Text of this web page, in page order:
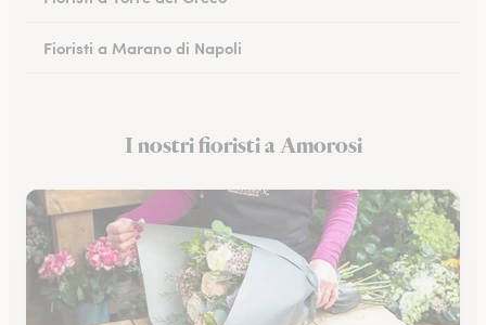
Fioristi a Marano di Napoli
Fioristi a Castellammare di Stabia
I nostri fioristi a Amorosi